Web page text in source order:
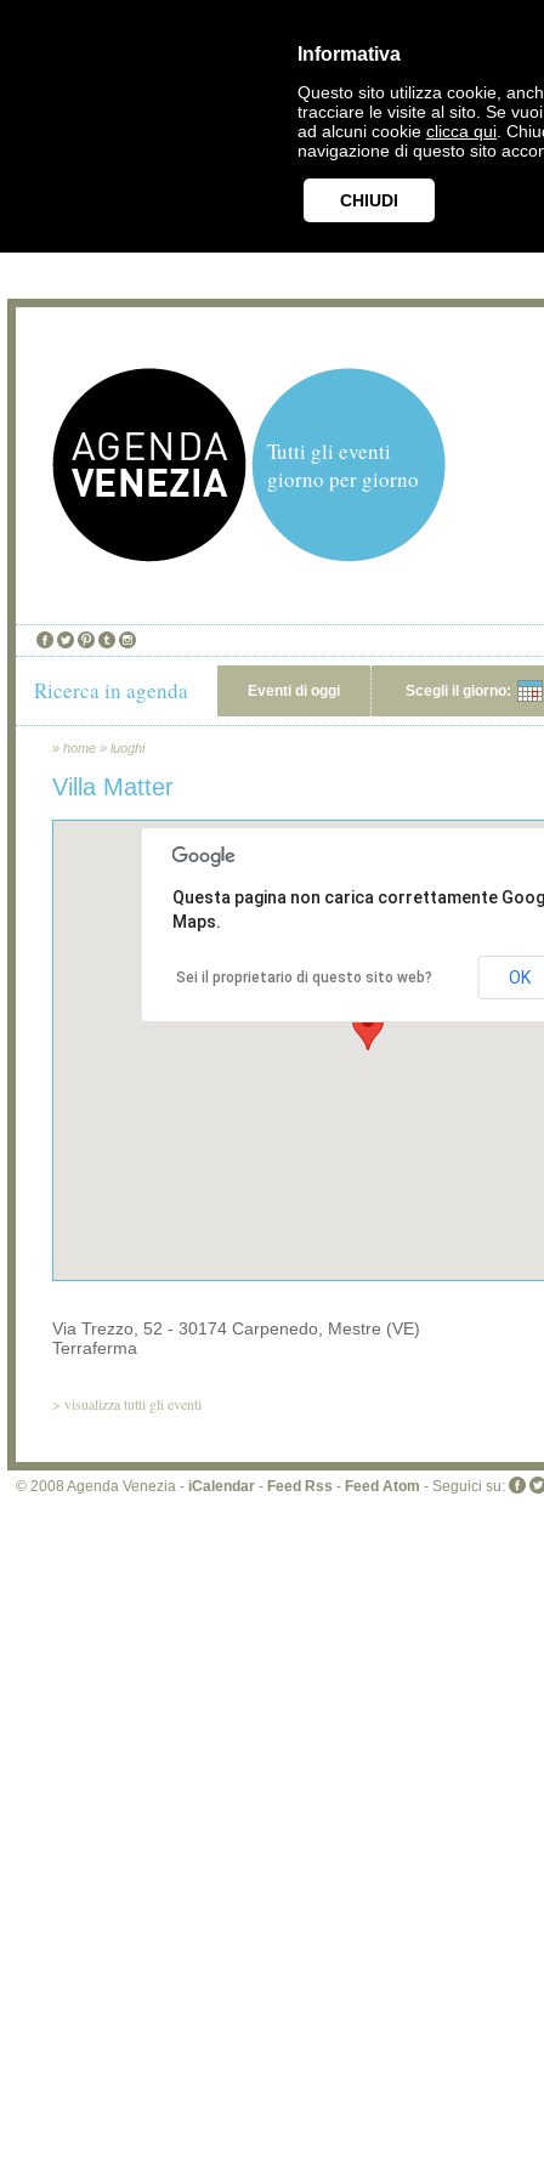
Informativa
Questo sito utilizza cookie,
tracciare le visite al sito. Se
ad alcuni cookie clicca qui .
navigazione di questo sito
CHIUDI
Tutti gli eventi
giorno per giorno
Ricerca in agenda Eventi di oggi Scegli il giorno:
» home » luoghi
Villa Matter
Questa pagina non carica correttamente
Maps.
Sei il proprietario di questo sito web? OK
Via Trezzo, 52 - 30174 Carpenedo, Mestre (VE)
Terraferma
> visualizza tutti gli eventi
© 2008 Agenda Venezia - iCalendar - Feed Rss - Feed Atom - Seguici su: